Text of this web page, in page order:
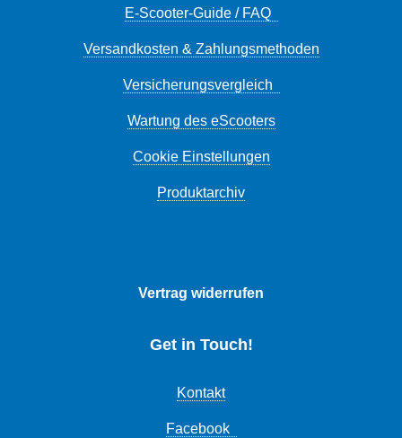
E-Scooter-Guide / FAQ
Versandkosten & Zahlungsmethoden
Versicherungsvergleich
Wartung des eScooters
Cookie Einstellungen
Produktarchiv
Vertrag widerrufen
Get in Touch!
Kontakt
Facebook